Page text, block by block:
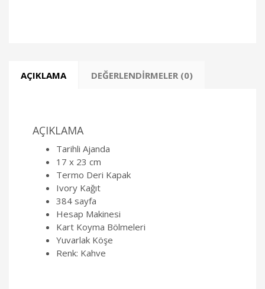
AÇIKLAMA DEĞERLENDIRMELER (0)
AÇIKLAMA
Tarihli Ajanda
17 x 23 cm
Termo Deri Kapak
Ivory Kağıt
384 sayfa
Hesap Makinesi
Kart Koyma Bölmeleri
Yuvarlak Köşe
Renk: Kahve